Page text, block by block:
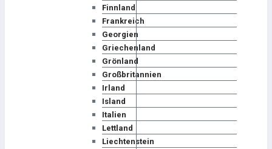
Finnland
Frankreich
Georgien
Griechenland
Grönland
Großbritannien
Irland
Island
Italien
Lettland
Liechtenstein